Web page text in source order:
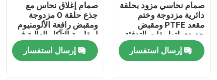
جولة في المعمل
ضبط الجودة
صمام نحاسي مزود بحلقة
دائرية مزدوجة وختم
مقعد PTFE ومقبض
حديدي لتطبيقات التدفئة
والتهوية وتكييف الهواء
(HVAC) وزيت الغاز
المائي
إرسال استفسار
صمام إغلاق نحاس مع
جذع حلقة O مزدوجة
ومقبض رافعة الألومنيوم
لمقاومة التآكل العالية في
أنظمة السباكة
إرسال استفسار